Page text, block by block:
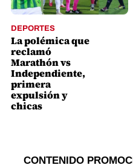
DEPORTES
La polémica que
reclamó
Marathón vs
Independiente,
primera
expulsión y
chicas